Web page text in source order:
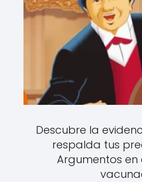
Descubre la
respalda tus
Argumentos